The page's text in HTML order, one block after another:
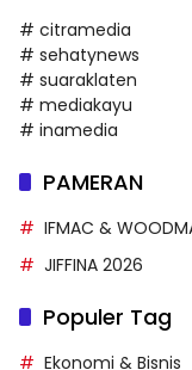
# citramedia
# sehatynews
# suaraklaten
# mediakayu
# inamedia
PAMERAN
IFMAC &
JIFFINA 2026
Populer Tag
Ekonomi & Bisnis